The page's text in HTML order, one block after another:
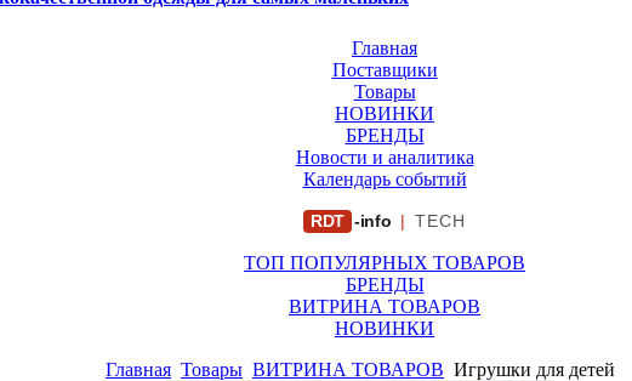
Главная
Поставщики
Товары
НОВИНКИ
БРЕНДЫ
Новости и аналитика
Календарь событий
RDT -info | TECH
ТОП ПОПУЛЯРНЫХ ТОВАРОВ
БРЕНДЫ
ВИТРИНА ТОВАРОВ
НОВИНКИ
Главная Товары ВИТРИНА ТОВАРОВ Игрушки для детей